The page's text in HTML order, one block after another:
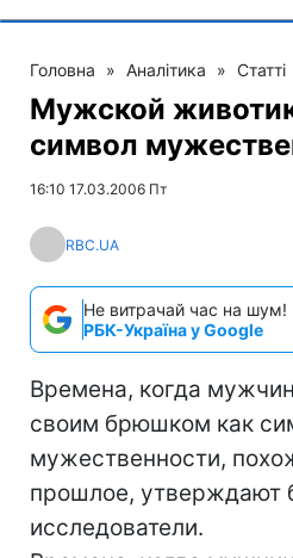
Головна » Аналітика » Статті
Мужской
символ
16:10 17.03.2006 Пт
RBC.UA
Не витрачай час на шум!
РБК-Україна у Google
Времена, когда
своим брюшком как
мужественности,
прошлое, утверждают
исследователи.